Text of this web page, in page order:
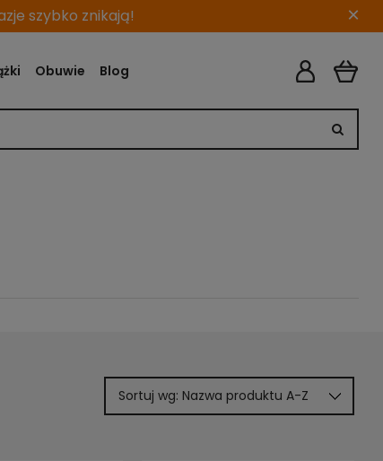
szybko znikają! ×
Obuwie Blog
Sortuj wg:Nazwa produktu A-Z